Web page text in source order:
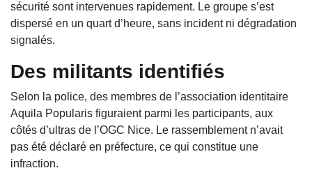
sécurité sont intervenues rapidement. Le groupe s’est
dispersé en un quart d’heure, sans incident ni dégradation
signalés.
Des militants identifiés
Selon la police, des membres de l’association identitaire
Aquila Popularis figuraient parmi les participants, aux
côtés d’ultras de l’OGC Nice. Le rassemblement n’avait
pas été déclaré en préfecture, ce qui constitue une
infraction.